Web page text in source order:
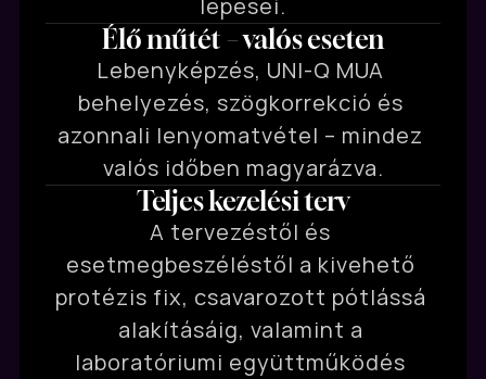
lépései.
Élő műtét – valós eseten
Lebenyképzés, UNI-Q MUA
behelyezés, szögkorrekció és
azonnali lenyomatvétel – mindez
valós időben magyarázva.
Teljes kezelési terv
A tervezéstől és
esetmegbeszéléstől a kivehető
protézis fix, csavarozott pótlássá
alakításáig, valamint a
laboratóriumi együttműködés